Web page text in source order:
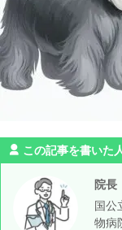
この記事を書いた
院長
国公
物病